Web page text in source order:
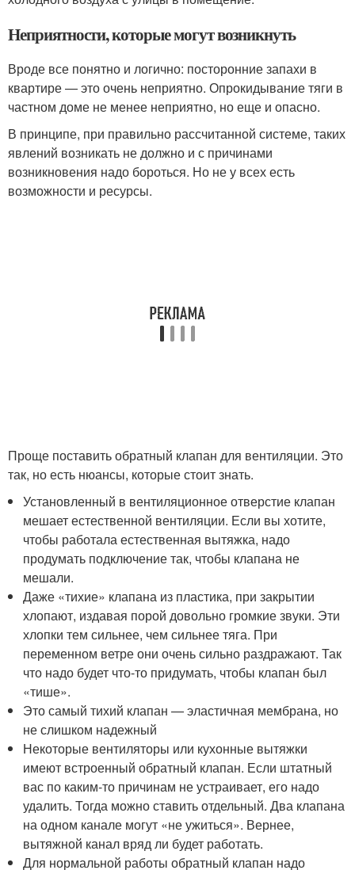
Неприятности, которые могут возникнуть
Вроде все понятно и логично: посторонние запахи в
квартире — это очень неприятно. Опрокидывание тяги в
частном доме не менее неприятно, но еще и опасно.
В принципе, при правильно рассчитанной системе, таких
явлений возникать не должно и с причинами
возникновения надо бороться. Но не у всех есть
возможности и ресурсы.
Проще поставить обратный клапан для вентиляции. Это
так, но есть нюансы, которые стоит знать.
Установленный в вентиляционное отверстие клапан
мешает естественной вентиляции. Если вы хотите,
чтобы работала естественная вытяжка, надо
продумать подключение так, чтобы клапана не
мешали.
Даже «тихие» клапана из пластика, при закрытии
хлопают, издавая порой довольно громкие звуки. Эти
хлопки тем сильнее, чем сильнее тяга. При
переменном ветре они очень сильно раздражают. Так
что надо будет что-то придумать, чтобы клапан был
«тише».
Это самый тихий клапан — эластичная мембрана, но
не слишком надежный
Некоторые вентиляторы или кухонные вытяжки
имеют встроенный обратный клапан. Если штатный
вас по каким-то причинам не устраивает, его надо
удалить. Тогда можно ставить отдельный. Два клапана
на одном канале могут «не ужиться». Вернее,
вытяжной канал вряд ли будет работать.
Для нормальной работы обратный клапан надо